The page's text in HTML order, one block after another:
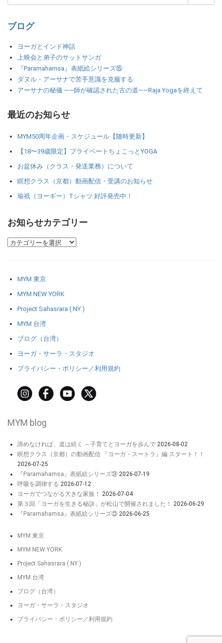
ブログ
ヨーガとインド神話
上映会と弟子のサットサンガ
『Paramahamsa』表紙絵シリーズ⑮
ダヌル・アーサナで苦手意識を克服する
アーサナの秘儀 ――師が確認された古の道――Raja Yogaを終えて
最近のお知らせ
MYM50周年企画・スケジュール【随時更新】
【18〜39歳限定】プライベートちょこっとYOGA
お盆休み（クラス・発送業務）について
瞑想クラス（京都）動画配信・受講のお知らせ
瑜祇（ヨーギー）Tシャツ 好評発売中！
お知らせカテゴリー
MYM 東京
MYM NEW YORK
Project Sahasrara ( NY )
MYM 台湾
ブログ（台湾）
ヨーガ・サーラ・スタジオ
プライバシー・ポリシー／利用規約
MYM blog
諦めなければ、道は続く ～子育てとヨーガを歩んで 2026-08-02
瞑想クラス（京都）の動画配信 『ヨーガ・スートラ』編 スタート！！
2026-07-25
『Paramahamsa』表紙絵シリーズ㉔ 2026-07-19
呼吸を調律する 2026-07-12
ヨーガでつながる大きな家族！
2026-07-04
第３回「ヨーガを生きる秘訣」が松山で開催されました！
2026-06-29
『Paramahamsa』表紙絵シリーズ㉓ 2026-06-25
MYM 東京
MYM NEW YORK
Project Sahasrara ( NY )
MYM 台湾
ブログ（台湾）
ヨーガ・サーラ・スタジオ
プライバシー・ポリシー／利用規約